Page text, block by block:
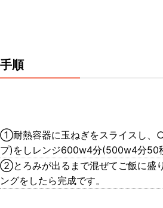
手順
①耐熱容器に玉ねぎをスライスし、
プ)をしレンジ600w4分(500w4分50
②とろみが出るまで混ぜてご飯に盛
ングをしたら完成です。